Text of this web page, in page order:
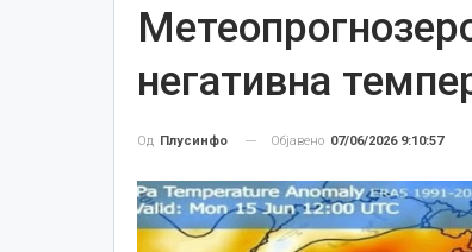
негативна
Од Плусинфо Објавено 07/06/2026 9:10:57